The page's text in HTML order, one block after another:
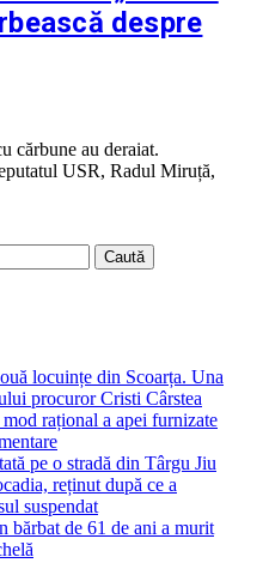
despre
cărbune au deraiat.
USR, Radul Miruță,
locuințe din Scoarța. Una
procuror Cristi Cârstea
rațional a apei furnizate
pe o stradă din Târgu Jiu
reținut după ce a
suspendat
bărbat de 61 de ani a murit